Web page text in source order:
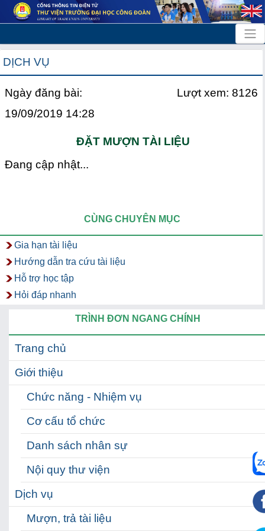
DỊCH VỤ
Ngày đăng bài:
19/09/2019 14:28
Lượt xem: 8126
ĐẶT MƯỢN TÀI LIỆU
Đang cập nhật...
CÙNG CHUYÊN MỤC
Gia hạn tài liệu
Hướng dẫn tra cứu tài liệu
Hỗ trợ học tập
Hỏi đáp nhanh
TRÌNH ĐƠN NGANG CHÍNH
Trang chủ
Giới thiệu
Chức năng - Nhiệm vụ
Cơ cấu tổ chức
Danh sách nhân sự
Nội quy thư viện
Dịch vụ
Mượn, trả tài liệu